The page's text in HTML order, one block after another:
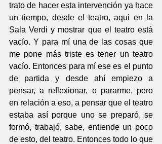
trato de hacer esta intervención ya hace
un tiempo, desde el teatro, aqui en la
Sala Verdi y mostrar que el teatro está
vacío. Y para mí una de las cosas que
me pone más triste es tener un teatro
vacío. Entonces para mí ese es el punto
de partida y desde ahí empiezo a
pensar, a reflexionar, o pararme, pero
en relación a eso, a pensar que el teatro
estaba así porque uno se preparó, se
formó, trabajó, sabe, entiende un poco
de esto, del teatro. Entonces todo lo que